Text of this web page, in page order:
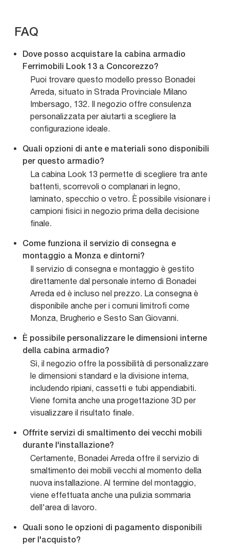
FAQ
Dove posso acquistare la cabina armadio
Ferrimobili Look 13 a Concorezzo?
Puoi trovare questo modello presso Bonadei
Arreda, situato in Strada Provinciale Milano
Imbersago, 132. Il negozio offre consulenza
personalizzata per aiutarti a scegliere la
configurazione ideale.
Quali opzioni di ante e materiali sono disponibili
per questo armadio?
La cabina Look 13 permette di scegliere tra ante
battenti, scorrevoli o complanari in legno,
laminato, specchio o vetro. È possibile visionare i
campioni fisici in negozio prima della decisione
finale.
Come funziona il servizio di consegna e
montaggio a Monza e dintorni?
Il servizio di consegna e montaggio è gestito
direttamente dal personale interno di Bonadei
Arreda ed è incluso nel prezzo. La consegna è
disponibile anche per i comuni limitrofi come
Monza, Brugherio e Sesto San Giovanni.
È possibile personalizzare le dimensioni interne
della cabina armadio?
Sì, il negozio offre la possibilità di personalizzare
le dimensioni standard e la divisione interna,
includendo ripiani, cassetti e tubi appendiabiti.
Viene fornita anche una progettazione 3D per
visualizzare il risultato finale.
Offrite servizi di smaltimento dei vecchi mobili
durante l'installazione?
Certamente, Bonadei Arreda offre il servizio di
smaltimento dei mobili vecchi al momento della
nuova installazione. Al termine del montaggio,
viene effettuata anche una pulizia sommaria
dell'area di lavoro.
Quali sono le opzioni di pagamento disponibili
per l'acquisto?